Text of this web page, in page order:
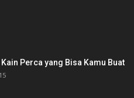
Perca yang Bisa Kamu Buat